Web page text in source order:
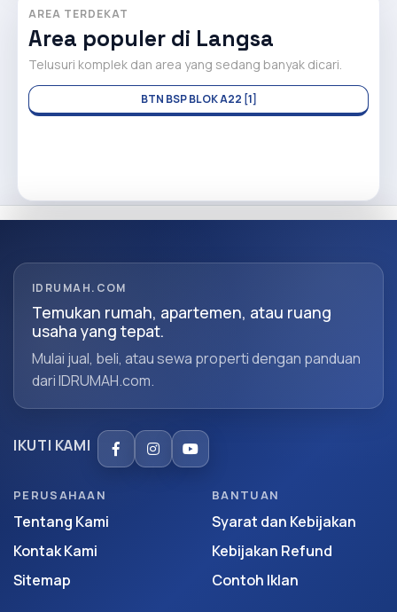
AREA TERDEKAT
Area populer di Langsa
Telusuri komplek dan area yang sedang banyak dicari.
BTN BSP BLOK A22 [1]
IDRUMAH.COM
Temukan rumah, apartemen, atau ruang
usaha yang tepat.
Mulai jual, beli, atau sewa properti dengan panduan
dari IDRUMAH.com.
IKUTI KAMI
PERUSAHAAN
Tentang Kami
Kontak Kami
Sitemap
BANTUAN
Syarat dan Kebijakan
Kebijakan Refund
Contoh Iklan